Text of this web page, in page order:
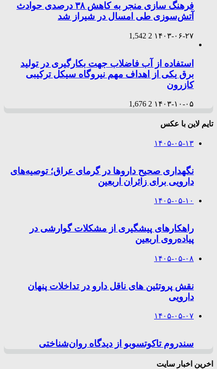
فرهنگ سازی منجر به کاهش ۳۸ درصدی حوادث
آتش‌سوزی طی امسال در شیراز شد
۱۴۰۳-۰۶-۲۷ 2
1,542
استفاده از آب فاضلاب جهت بکارگیری در تولید
برق یکی از اهداف مهم نیروگاه سیکل ترکیبی
کازرون
۱۴۰۳-۱۰-۰۵ 2
1,676
تایم لاین با عکس
۱۴۰۵-۰۵-۱۳
نگهداری صحیح داروها در گرمای عراق؛ توصیه‌های
دارویی برای زائران اربعین
۱۴۰۵-۰۵-۱۰
راهکارهای پیشگیری از مشکلات گوارشی در
پیاده‌روی اربعین
۱۴۰۵-۰۵-۰۸
نقش پروتئین های ناقل دارو در تداخلات پنهان
دارویی
۱۴۰۵-۰۵-۰۷
سندروم تاکوتسوبو از دیدگاه روان‌شناختی
اخرین اخبار سایت